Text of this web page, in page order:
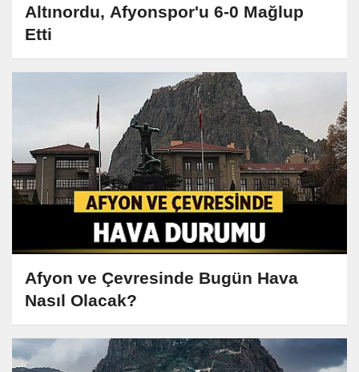
Altınordu, Afyonspor'u 6-0 Mağlup
Etti
Afyon ve Çevresinde Bugün Hava
Nasıl Olacak?